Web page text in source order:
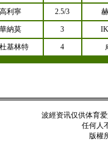
波經资讯仅供体育
任何人
版權